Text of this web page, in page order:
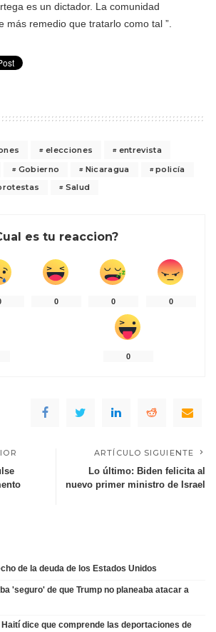
es un dictador. La comunidad
más remedio que tratarlo como tal ”.
elecciones
entrevista
Gobierno Nicaragua
policía
Salud
es tu reaccion?
0 0 0
0
ARTÍCULO SIGUIENTE
Lo último: Biden felicita al
nuevo primer ministro de Israel
de la deuda de los Estados Unidos
'seguro' de que Trump no planeaba atacar a
Haití dice que comprende las deportaciones de